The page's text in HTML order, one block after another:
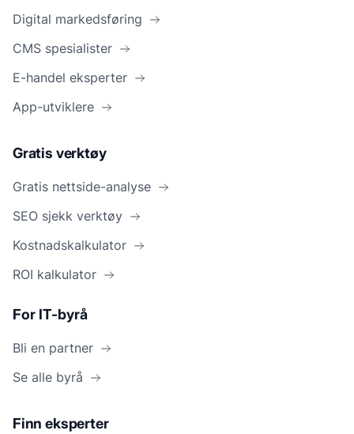
Digital markedsføring
CMS spesialister
E-handel eksperter
App-utviklere
Gratis verktøy
Gratis nettside-analyse
SEO sjekk verktøy
Kostnadskalkulator
ROI kalkulator
For IT-byrå
Bli en partner
Se alle byrå
Finn eksperter